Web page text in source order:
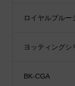
ロイヤルブルー
ヨッティングシ
BK-CGA